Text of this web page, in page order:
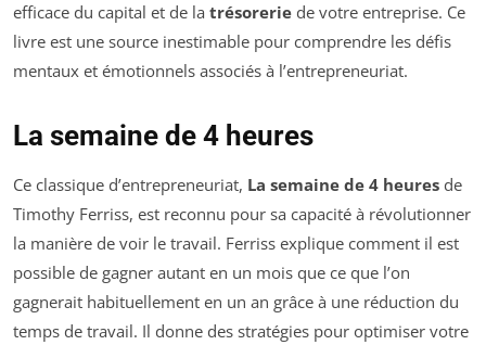
efficace du capital et de la trésorerie de votre entreprise. Ce
livre est une source inestimable pour comprendre les défis
mentaux et émotionnels associés à l’entrepreneuriat.
La semaine de 4 heures
Ce classique d’entrepreneuriat, La semaine de 4 heures de
Timothy Ferriss, est reconnu pour sa capacité à révolutionner
la manière de voir le travail. Ferriss explique comment il est
possible de gagner autant en un mois que ce que l’on
gagnerait habituellement en un an grâce à une réduction du
temps de travail. Il donne des stratégies pour optimiser votre